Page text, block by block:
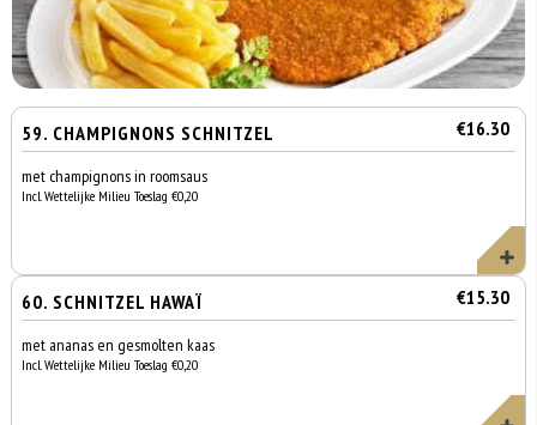
59. CHAMPIGNONS SCHNITZEL €16.30
met champignons in roomsaus
Incl. Wettelijke Milieu Toeslag €0,20
60. SCHNITZEL HAWAÏ €15.30
met ananas en gesmolten kaas
Incl. Wettelijke Milieu Toeslag €0,20